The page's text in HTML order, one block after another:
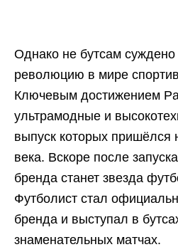
Однако не бутсам
революцию в мире
Ключевым достижением
ультрамодные и
выпуск которых пришёлся
века. Вскоре после
бренда станет звезда
Футболист стал
бренда и выступал в
знаменательных матчах.